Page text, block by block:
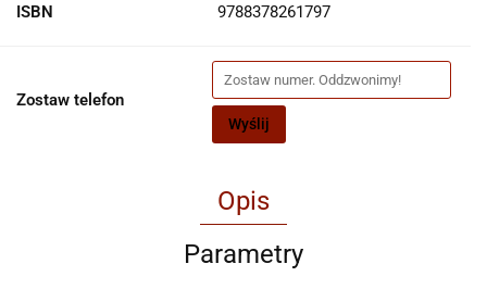
ISBN 9788378261797
Zostaw telefon
Wyślij
Opis
Parametry